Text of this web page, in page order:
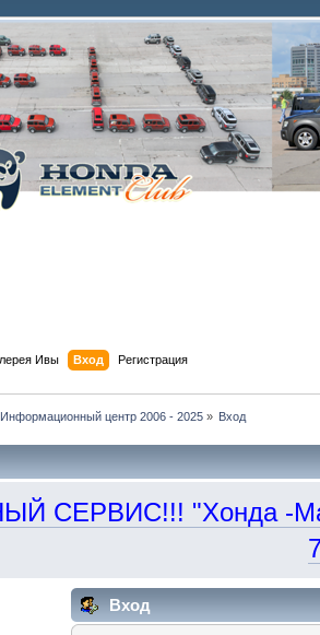
Ивы Вход Регистрация
центр 2006 - 2025» Вход
СЕРВИС!!! "Хонда -
Вход